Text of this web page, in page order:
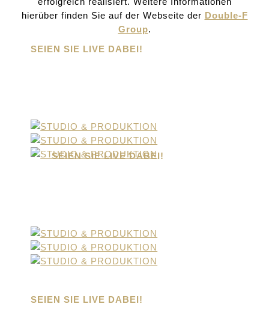
hierüber finden Sie auf der Webseite der Double-F
Group.
SEIEN SIE LIVE DABEI!
SEIEN SIE LIVE DABEI!
SEIEN SIE LIVE DABEI!